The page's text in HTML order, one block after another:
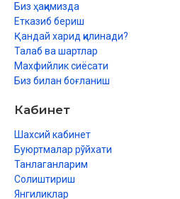
Биз ҳақимизда
Етказиб бериш
Қандай харид қилинади?
Талаб ва шартлар
Махфийлик сиёсати
Биз билан боғланиш
Кабинет
Шахсий кабинет
Буюртмалар рўйхати
Танлаганларим
Солиштириш
Янгиликлар